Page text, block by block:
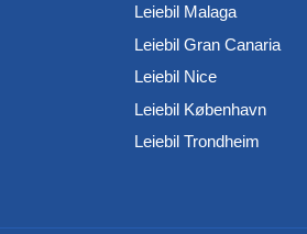
Leiebil Malaga
Leiebil Gran Canaria
Leiebil Nice
Leiebil København
Leiebil Trondheim